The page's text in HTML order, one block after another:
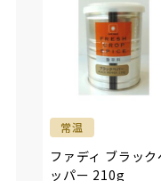
常温
ファディ ブラック
ッパー 210g